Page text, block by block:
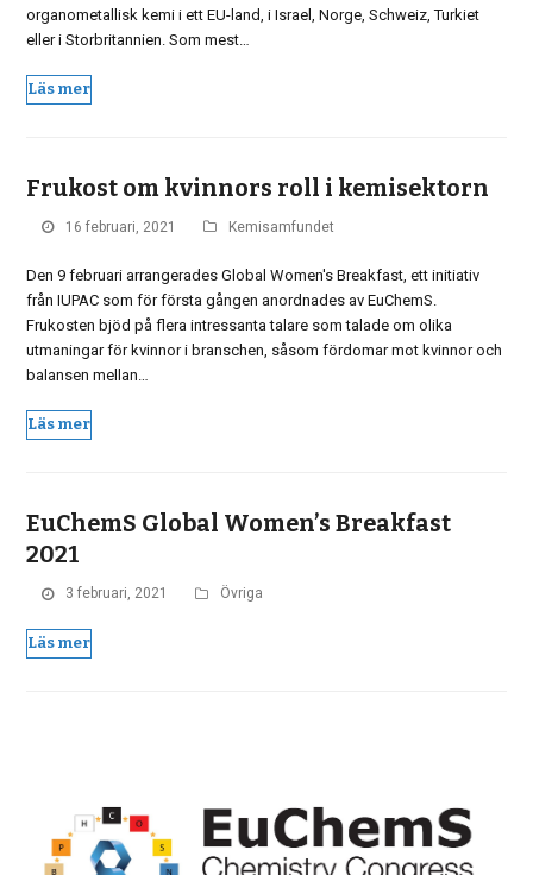
organometallisk kemi i ett EU-land, i Israel, Norge, Schweiz, Turkiet
eller i Storbritannien. Som mest…
Läs mer
Frukost om kvinnors roll i kemisektorn
16 februari, 2021 Kemisamfundet
Den 9 februari arrangerades Global Women's Breakfast, ett initiativ
från IUPAC som för första gången anordnades av EuChemS.
Frukosten bjöd på flera intressanta talare som talade om olika
utmaningar för kvinnor i branschen, såsom fördomar mot kvinnor och
balansen mellan…
Läs mer
EuChemS Global Women’s Breakfast
2021
3 februari, 2021 Övriga
Läs mer